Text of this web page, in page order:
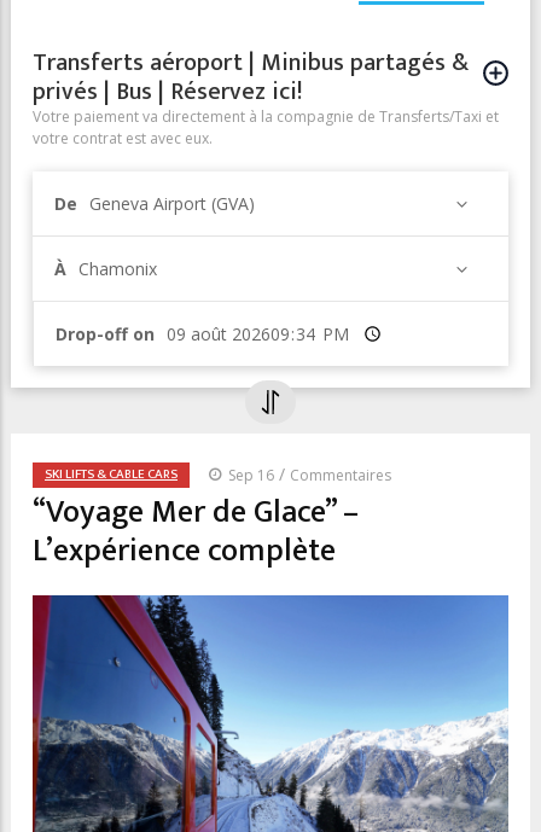
Transferts aéroport | Minibus partagés &
privés | Bus | Réservez ici!
Votre paiement va directement à la compagnie de Transferts/Taxi et
votre contrat est avec eux.
De Geneva Airport (GVA)
À Chamonix
Drop-off on Heure
SKI LIFTS & CABLE CARS Sep 16 / Commentaires
“Voyage Mer de Glace” –
L’expérience complète